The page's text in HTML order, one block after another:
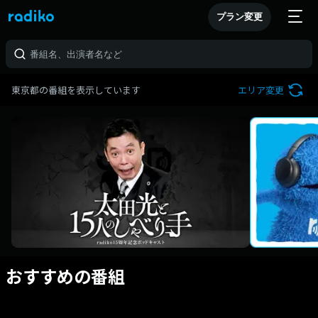
プラン変更
東京都の番組を表示しています エリア変更
おすすめの番組